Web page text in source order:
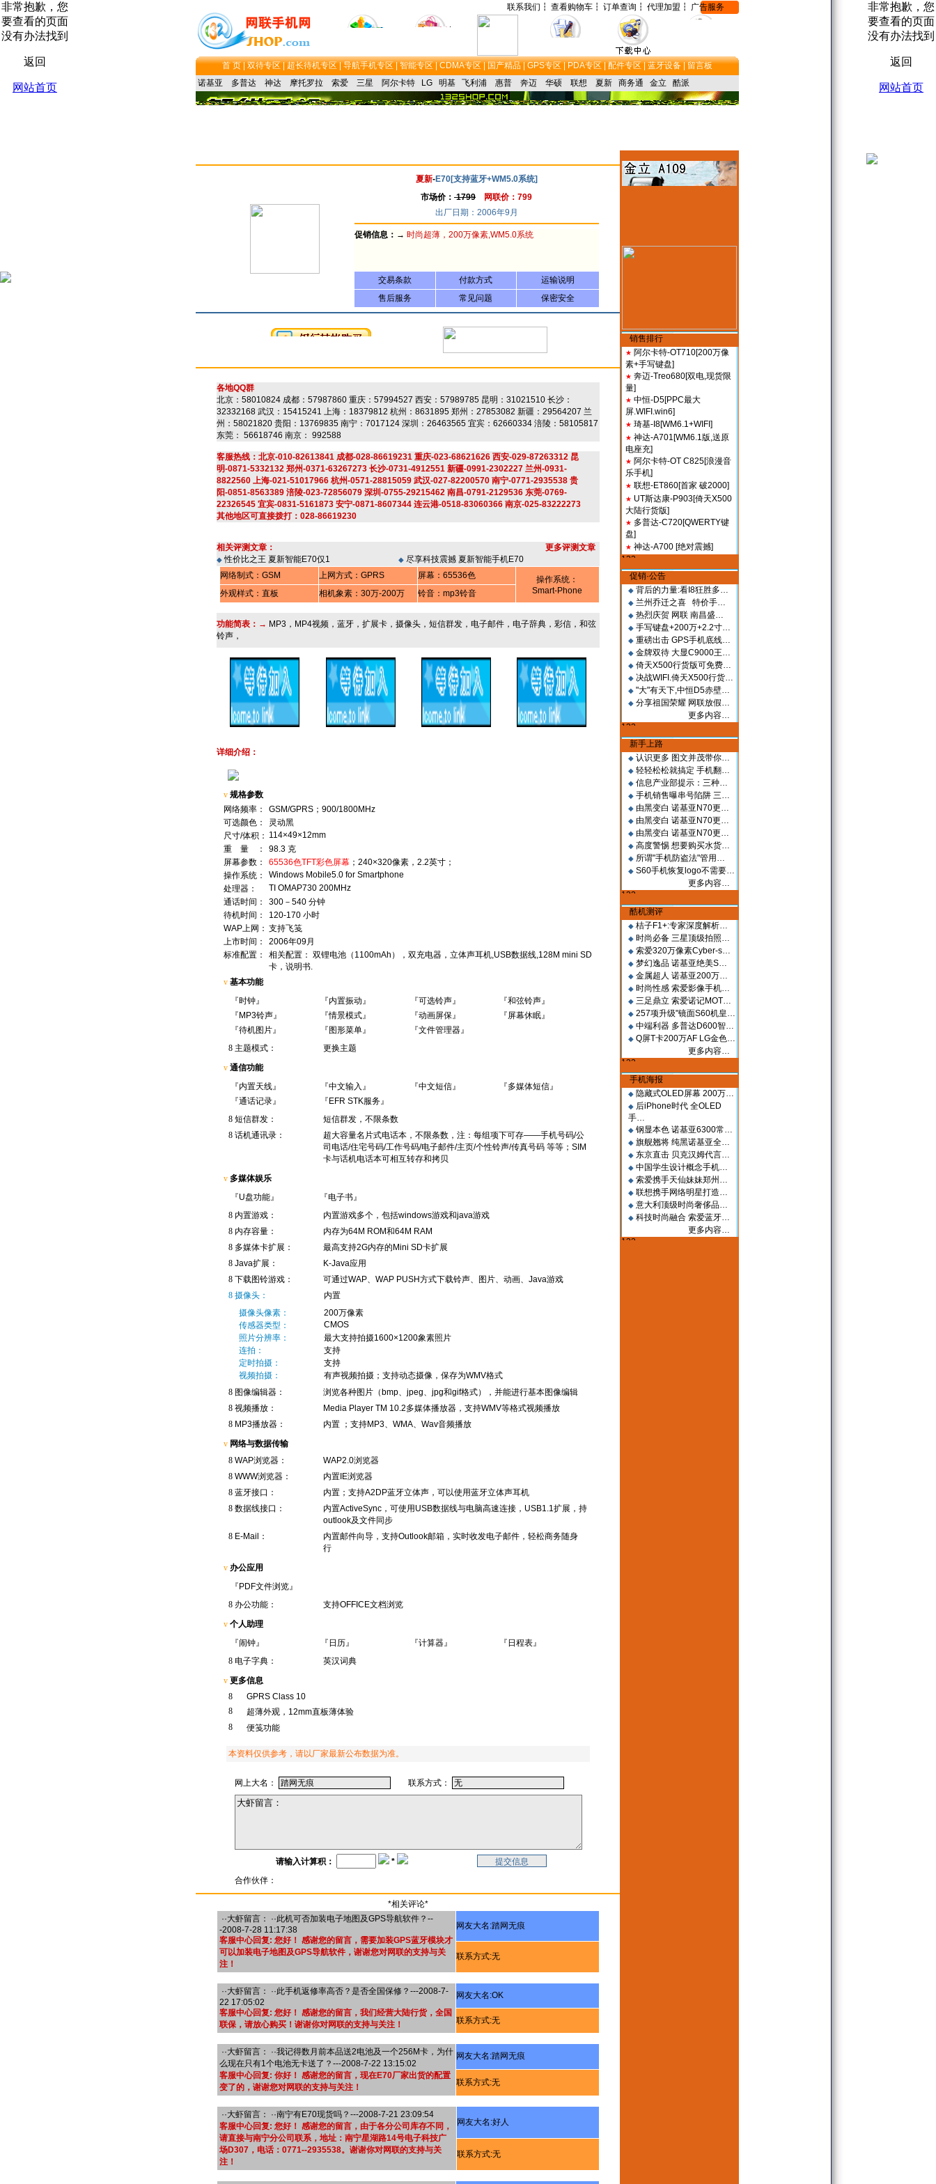
联系我们┇ 查看购物车┇ 订单查询┇ 代理加盟┇ 广告服务
首 页 |双待专区 |超长待机专区 |导航手机专区 |智能专区| CDMA专区|国产精品|GPS专区 |PDA专区 |配件专区 |蓝牙设备 |留言板
诺基亚
多普达 神达 摩托罗拉 索爱 三星 阿尔卡特 LG 明基 飞利浦 惠普 奔迈 华硕 联想 夏新 商务通 金立 酷派
夏新-E70[支持蓝牙+WM5.0系统]
市场价： 1799
网联价：799
出厂日期：2006年9月
促销信息：→ 时尚超薄，200万像素,WM5.0系统
交易条款 付款方式
运输说明
售后服务
常见问题 保密安全
各地QQ群
北京：58010824 成都：57987860 重庆：57994527 西安：57989785 昆明：31021510 长沙：
32332168 武汉：15415241 上海：18379812 杭州：8631895 郑州：27853082 新疆：29564207 兰
州：58021820 贵阳：13769835 南宁：7017124 深圳：26463565 宜宾：62660334 涪陵：58105817
东莞： 56618746 南京： 992588
客服热线：北京-010-82613841 成都-028-86619231 重庆-023-68621626 西安-029-87263312 昆
明-0871-5332132 郑州-0371-63267273 长沙-0731-4912551 新疆-0991-2302227 兰州-0931-
8822560 上海-021-51017966 杭州-0571-28815059 武汉-027-82200570 南宁-0771-2935538 贵
阳-0851-8563389 涪陵-023-72856079 深圳-0755-29215462 南昌-0791-2129536 东莞-0769-
22326545 宜宾-0831-5161873 安宁-0871-8607344 连云港-0518-83060366 南京-025-83222273
其他地区可直接拨打：028-86619230
相关评测文章： 更多评测文章
◆ 性价比之王 夏新智能E70仅1 ◆ 尽享科技震撼 夏新智能手机E70
网络制式：GSM
上网方式：GPRS 屏幕：65536色
操作系统：
Smart-Phone
外观样式：直板 相机象素：30万-200万 铃音：mp3铃音
功能简表：→ MP3，MP4视频，蓝牙，扩展卡，摄像头，短信群发，电子邮件，电子辞典，彩信，和弦
铃声，
详细介绍：
v 规格参数
网络频率：
GSM/GPRS；900/1800MHz
可选颜色：
灵动黑
尺寸/体积： 114×49×12mm
重 量 ：
98.3 克
屏幕参数：
65536色TFT彩色屏幕 ；240×320像素，2.2英寸；
操作系统：
Windows Mobile5.0 for Smartphone
处理器：
TI OMAP730 200MHz
通话时间：
300－540 分钟
待机时间：
120-170 小时
WAP上网： 支持飞笺
上市时间：
2006年09月
标准配置：
相关配置： 双锂电池（1100mAh），双充电器，立体声耳机,USB数据线,128M mini SD
卡，说明书.
v 基本功能
『时钟』
『内置振动』 『可选铃声』
『和弦铃声』
『MP3铃声』
『情景模式』 『动画屏保』
『屏幕休眠』
『待机图片』
『图形菜单』
『文件管理器』
8主题模式：
更换主题
v 通信功能
『内置天线』
『中文输入』 『中文短信』
『多媒体短信』
『通话记录』
『EFR STK服务』
8短信群发：
短信群发，不限条数
8话机通讯录：
超大容量名片式电话本，不限条数，注：每组项下可存——手机号码/公
司电话/住宅号码/工作号码/电子邮件/主页/个性铃声/传真号码 等等；SIM
卡与话机电话本可相互转存和拷贝
v 多媒体娱乐
『U盘功能』
『电子书』
8内置游戏：
内置游戏多个，包括windows游戏和java游戏
8内存容量：
内存为64M ROM和64M RAM
8多媒体卡扩展：
最高支持2G内存的Mini SD卡扩展
8Java扩展：
K-Java应用
8下载图铃游戏：
可通过WAP、WAP PUSH方式下载铃声、图片、动画、Java游戏
8摄像头：
内置
摄像头像素：
200万像素
传感器类型：
CMOS
照片分辨率：
最大支持拍摄1600×1200象素照片
连拍：
支持
定时拍摄：
支持
视频拍摄：
有声视频拍摄；支持动态摄像，保存为WMV格式
8图像编辑器：
浏览各种图片（bmp、jpeg、jpg和gif格式），并能进行基本图像编辑
8视频播放：
Media Player TM 10.2多媒体播放器，支持WMV等格式视频播放
8MP3播放器：
内置 ；支持MP3、WMA、Wav音频播放
v 网络与数据传输
8WAP浏览器：
WAP2.0浏览器
8WWW浏览器：
内置IE浏览器
8蓝牙接口：
内置；支持A2DP蓝牙立体声，可以使用蓝牙立体声耳机
8数据线接口：
内置ActiveSync，可使用USB数据线与电脑高速连接，USB1.1扩展，持
outlook及文件同步
8E-Mail：
内置邮件向导，支持Outlook邮箱，实时收发电子邮件，轻松商务随身
行
v 办公应用
『PDF文件浏览』
8办公功能：
支持OFFICE文档浏览
v 个人助理
『闹钟』
『日历』 『计算器』
『日程表』
8电子字典：
英汉词典
v 更多信息
8
GPRS Class 10
8
超薄外观，12mm直板薄体验
8
便笺功能
本资料仅供参考，请以厂家最新公布数据为准。
网上大名： 联系方式：
请输入计算积：
*
合作伙伴：
*相关评论*
··大虾留言： ··此机可否加装电子地图及GPS导航软件？--
-2008-7-28 11:17:38
客服中心回复: 您好！ 感谢您的留言，需要加装GPS蓝牙模块才
可以加装电子地图及GPS导航软件，谢谢您对网联的支持与关
注！
网友大名:踏网无痕
联系方式:无
··大虾留言： ··此手机返修率高否？是否全国保修？---2008-7-
22 17:05:02
客服中心回复: 您好！ 感谢您的留言，我们经营大陆行货，全国
联保，请放心购买！谢谢你对网联的支持与关注！
网友大名:OK
联系方式:无
··大虾留言： ··我记得数月前本品送2电池及一个256M卡，为什
么现在只有1个电池无卡送了？---2008-7-22 13:15:02
客服中心回复: 你好！ 感谢您的留言，现在E70厂家出货的配置
变了的，谢谢您对网联的支持与关注！
网友大名:踏网无痕
联系方式:无
··大虾留言： ··南宁有E70现货吗？---2008-7-21 23:09:54
客服中心回复: 您好！ 感谢您的留言，由于各分公司库存不同，
请直接与南宁分公司联系，地址：南宁星湖路14号电子科技广
场D307，电话：0771--2935538。谢谢你对网联的支持与关
注！
网友大名:好人
联系方式:无
销售排行
★ 阿尔卡特-OT710[200万像
素+手写键盘]
★ 奔迈-Treo680[双电,现货限
量]
★ 中恒-D5[PPC最大
屏.WIFI.win6]
★ 琦基-I8[WM6.1+WIFI]
★ 神达-A701[WM6.1版,送原
电座充]
★ 阿尔卡特-OT C825[浪漫音
乐手机]
★ 联想-ET860[首家 破2000]
★ UT斯达康-P903[倚天X500
大陆行货版]
★ 多普达-C720[QWERTY键
盘]
★ 神达-A700 [绝对震撼]
促销·公告
◆ 背后的力量:看I8狂胜多…
◆ 兰州乔迁之喜 特价手…
◆ 热烈庆贺 网联 南昌盛…
◆ 手写键盘+200万+2.2寸…
◆ 重磅出击 GPS手机底线…
◆ 金牌双待 大显C9000王…
◆ 倚天X500行货版可免费…
◆ 决战WIFI.倚天X500行货…
◆ "大"有天下,中恒D5赤壁…
◆ 分享祖国荣耀 网联放假…
更多内容…
新手上路
◆ 认识更多 图文并茂带你…
◆ 轻轻松松就搞定 手机翻…
◆ 信息产业部提示：三种…
◆ 手机销售曝串号陷阱 三…
◆ 由黑变白 诺基亚N70更…
◆ 由黑变白 诺基亚N70更…
◆ 由黑变白 诺基亚N70更…
◆ 高度警惕 想要购买水货…
◆ 所谓"手机防盗法"管用…
◆ S60手机恢复logo不需要…
更多内容…
酷机测评
◆ 桔子F1+:专家深度解析…
◆ 时尚必备 三星顶级拍照…
◆ 索爱320万像素Cyber-s…
◆ 梦幻逸品 诺基亚绝美S…
◆ 金属超人 诺基亚200万…
◆ 时尚性感 索爱影像手机…
◆ 三足鼎立 索爱诺记MOT…
◆ 257项升级"镜面S60机皇…
◆ 中端利器 多普达D600智…
◆ Q屏T卡200万AF LG金色…
更多内容…
手机海报
◆ 隐藏式OLED屏幕 200万…
◆ 后iPhone时代 全OLED
手…
◆ 钢显本色 诺基亚6300常…
◆ 旗舰翘将 纯黑诺基亚全…
◆ 东京直击 贝克汉姆代言…
◆ 中国学生设计概念手机…
◆ 索爱携手天仙妹妹郑州…
◆ 联想携手网络明星打造…
◆ 意大利顶级时尚奢侈品…
◆ 科技时尚融合 索爱蓝牙…
更多内容…